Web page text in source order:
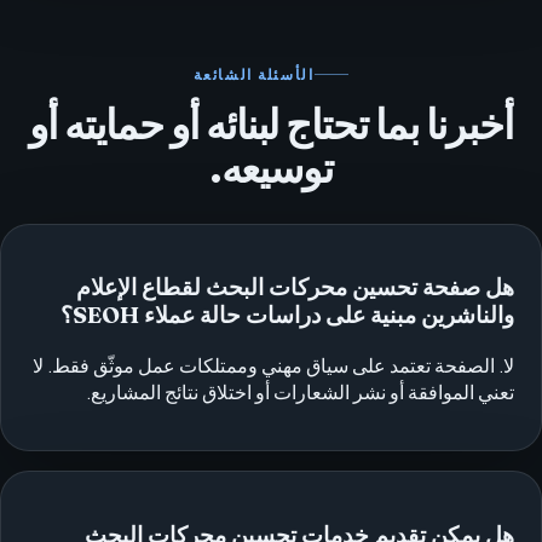
الأسئلة الشائعة
أخبرنا بما تحتاج لبنائه أو حمايته أو
توسيعه.
هل صفحة تحسين محركات البحث لقطاع الإعلام
والناشرين مبنية على دراسات حالة عملاء SEOH؟
لا. الصفحة تعتمد على سياق مهني وممتلكات عمل موثّق فقط. لا
تعني الموافقة أو نشر الشعارات أو اختلاق نتائج المشاريع.
هل يمكن تقديم خدمات تحسين محركات البحث